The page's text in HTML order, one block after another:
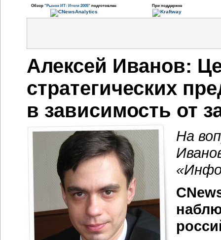
Обзор "Рынок ИТ: Итоги 2005" подготовлен При поддержке
Алексей Иванов:
стратегических
в зависимость от
На